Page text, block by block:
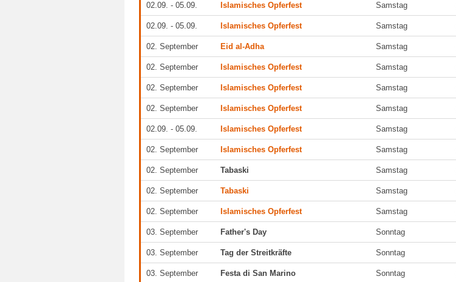
02.09. - 05.09. Islamisches Opferfest Samstag
02.09. - 05.09. Islamisches Opferfest Samstag
02. September Eid al-Adha Samstag
02. September Islamisches Opferfest Samstag
02. September Islamisches Opferfest Samstag
02. September Islamisches Opferfest Samstag
02.09. - 05.09. Islamisches Opferfest Samstag
02. September Islamisches Opferfest Samstag
02. September Tabaski Samstag
02. September Tabaski Samstag
02. September Islamisches Opferfest Samstag
03. September Father's Day Sonntag
03. September Tag der Streitkräfte Sonntag
03. September Festa di San Marino Sonntag